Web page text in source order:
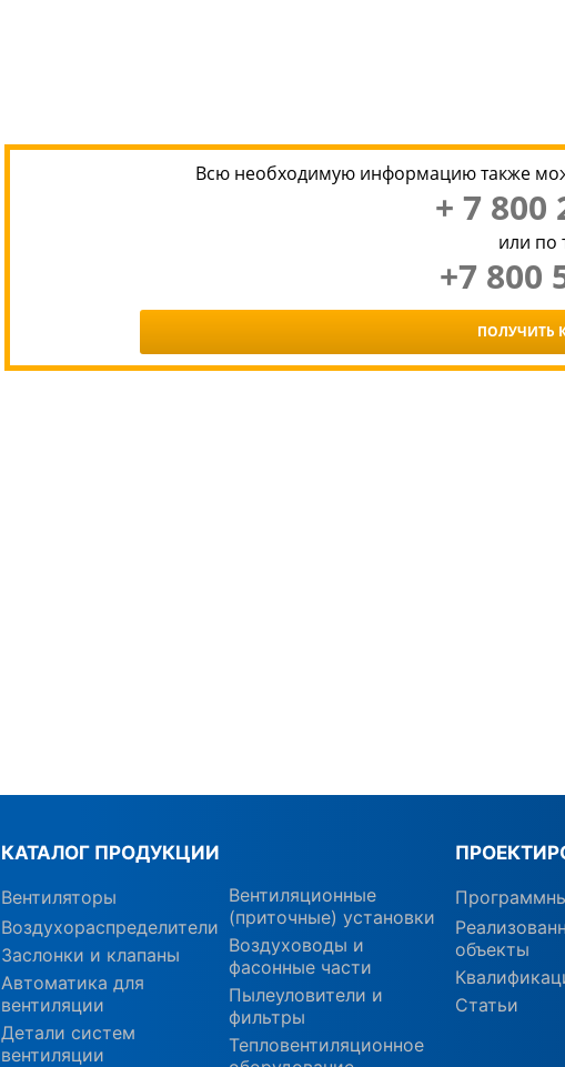
Всю необходимую информацию также
+ 7 800
или по
+7 800
ПОЛУЧИТЬ
КАТАЛОГ ПРОДУКЦИИ
Вентиляторы
Воздухораспределители
Заслонки и клапаны
Автоматика для
вентиляции
Детали систем
вентиляции
Вентиляционные
(приточные) установки
Воздуховоды и
фасонные части
Пылеуловители и
фильтры
Тепловентиляционное
объекты
Статьи